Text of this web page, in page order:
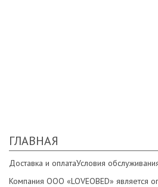
ГЛАВНАЯ
Доставка и оплатаУсловия
Компания ООО «LOVEOBED» является